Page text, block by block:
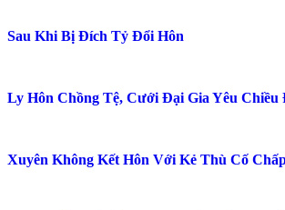
Sau Khi Bị Đích Tỷ Đổi Hôn
Ly Hôn Chồng Tệ, Cưới Đại Gia Yêu Chiều
Xuyên Không Kết Hôn Với Kẻ Thù Cố